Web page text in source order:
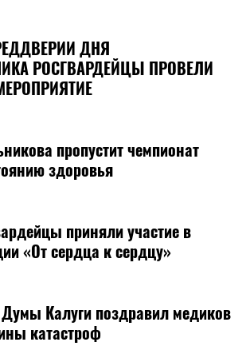
ДНЯ
РОСГВАРДЕЙЦЫ ПРОВЕЛИ
пропустит чемпионат
здоровья
приняли участие в
«От сердца к сердцу»
Калуги поздравил медиков
катастроф